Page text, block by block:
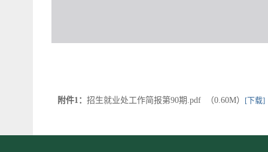
附件1： 招生就业处工作简报第90期.pdf （0.60M） [下载]